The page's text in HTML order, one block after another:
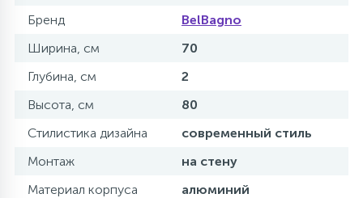
Бренд
BelBagno
Ширина, см
70
Глубина, см
2
Высота, см
80
Стилистика дизайна
современный стиль
Монтаж
на стену
Материал корпуса
алюминий